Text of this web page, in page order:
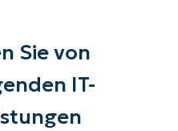
Sie von
IT-